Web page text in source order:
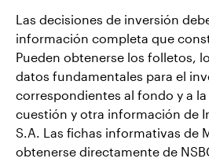
Las decisiones de inversión
información completa que
Pueden obtenerse los folletos,
datos fundamentales para el
correspondientes al fondo y a
cuestión y otra información de
S.A. Las fichas informativas de
obtenerse directamente de